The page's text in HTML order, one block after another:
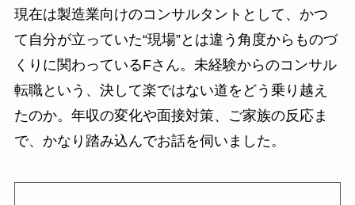
現在は製造業向けのコンサルタントとして、かつ
て自分が立っていた“現場”とは違う角度からものづ
くりに関わっているFさん。未経験からのコンサル
転職という、決して楽ではない道をどう乗り越え
たのか。年収の変化や面接対策、ご家族の反応ま
で、かなり踏み込んでお話を伺いました。